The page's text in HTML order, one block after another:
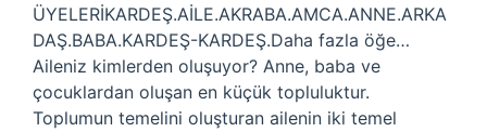
ÜYELERİKARDEŞ.AİLE.AKRABA.AMCA.ANNE.ARKA
DAŞ.BABA.KARDEŞ-KARDEŞ.Daha fazla öğe…
Aileniz kimlerden oluşuyor? Anne, baba ve
çocuklardan oluşan en küçük topluluktur.
Toplumun temelini oluşturan ailenin iki temel